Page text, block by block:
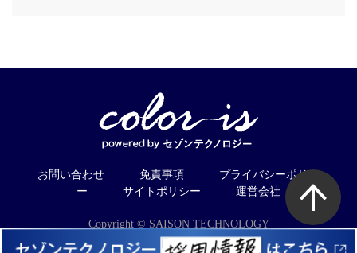
お問い合わせ 免責事項
プライバシーポリシ
ー
サイトポリシー 運営会社
Copyright © SAISON TECHNOLOGY
CO.,LTD. All Rights Reserved.